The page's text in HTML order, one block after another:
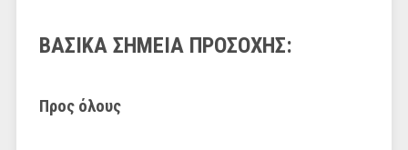
ΒΑΣΙΚΑ ΣΗΜΕΙΑ ΠΡΟΣΟΧΗΣ:
Προς όλους